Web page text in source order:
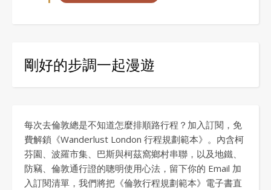
剛好的步調一起漫遊
每次去倫敦總是不知道怎麼排順路行程？加入訂閱，免
費解鎖《Wanderlust London 行程規劃範本》。內含柯
芬園、波羅市集、巴斯與柯茲窩鄉村串聯，以及地鐵、
防竊、倫敦通行證的聰明使用心法，留下你的 Email 加
入訂閱清單，我們將把《倫敦行程規劃範本》電子書直